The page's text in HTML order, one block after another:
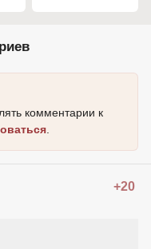
комментарии к
+20